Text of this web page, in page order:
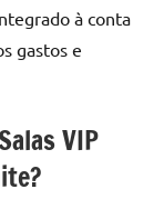
à conta
gastos e
VIP